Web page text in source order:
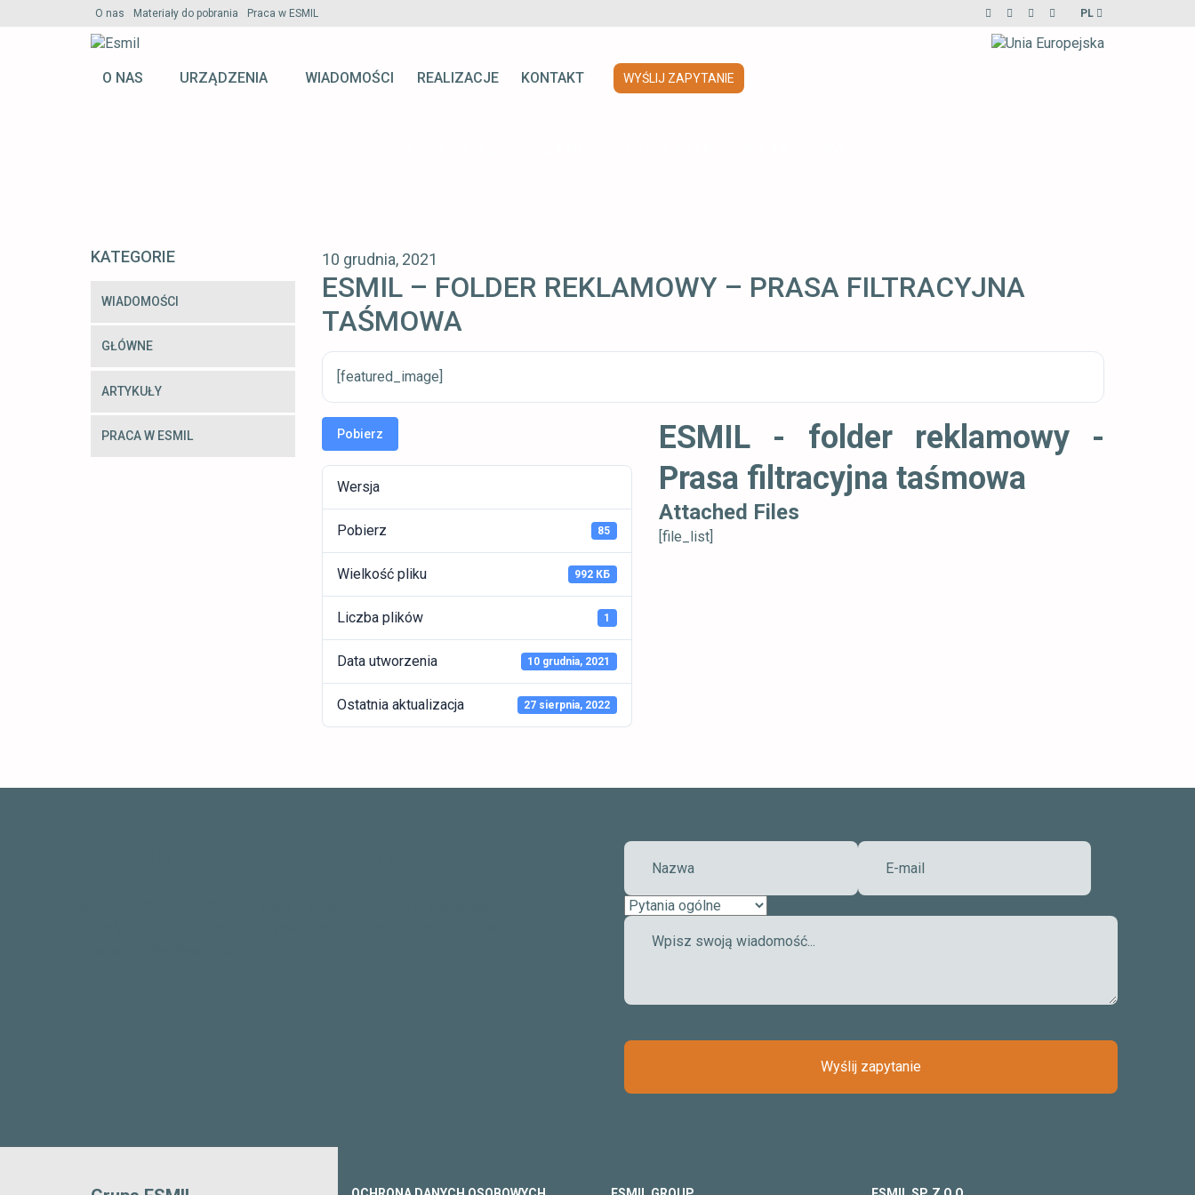
O nas Materiały do pobrania Praca w ESMIL PL
O NAS URZĄDZENIA WIADOMOŚCI REALIZACJE KONTAKT WYŚLIJ ZAPYTANIE
ESMIL – FOLDER REKLAMOWY – PRASA FILTRACYJNA
TAŚMOWA
10 grudnia, 2021
[featured_image]
Pobierz
Wersja
Pobierz 85
Wielkość pliku 992 КБ
Liczba plików 1
Data utworzenia 10 grudnia, 2021
Ostatnia aktualizacja 27 sierpnia, 2022
ESMIL - folder reklamowy -
Prasa filtracyjna taśmowa
Attached Files
[file_list]
KATEGORIE
WIADOMOŚCI
GŁÓWNE
ARTYKUŁY
PRACA W ESMIL
Wyślij zapytanie